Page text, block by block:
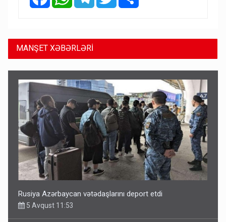
MANŞET XƏBƏRLƏRİ
Rusiya Azərbaycan vətədaşlarını deport etdi
5 Avqust 11:53